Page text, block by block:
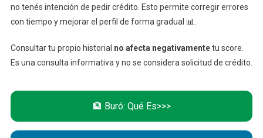
no tenés intención de pedir crédito. Esto permite corregir errores
con tiempo y mejorar el perfil de forma gradual 📊.
Consultar tu propio historial no afecta negativamentetu score.
Es una consulta informativa y no se considera solicitud de crédito.
🏦 Buró: Qué Es>>>